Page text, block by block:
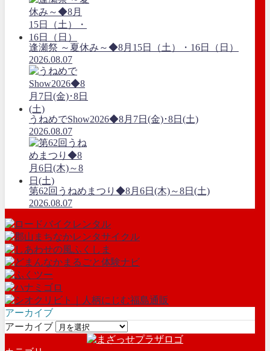
逢瀬祭 ～夏休み～◆8月15日（土）・16日（日）
2026.08.07
うねめでShow2026◆8月7日(金)･8日(土)
2026.08.07
第62回うねめまつり◆8月6日(木)～8日(土)
2026.08.07
アーカイブ
アーカイブ